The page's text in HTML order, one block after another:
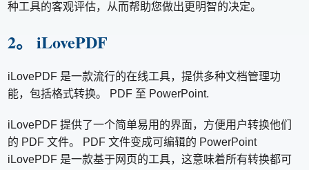
种工具的客观评估，从而帮助您做出更明智的决定。
2。 iLovePDF
iLovePDF 是一款流行的在线工具，提供多种文档管理功
能，包括格式转换。 PDF 至 PowerPoint.
iLovePDF 提供了一个简单易用的界面，方便用户转换他们
的 PDF 文件。 PDF 文件变成可编辑的 PowerPoint
iLovePDF 是一款基于网页的工具，这意味着所有转换都可